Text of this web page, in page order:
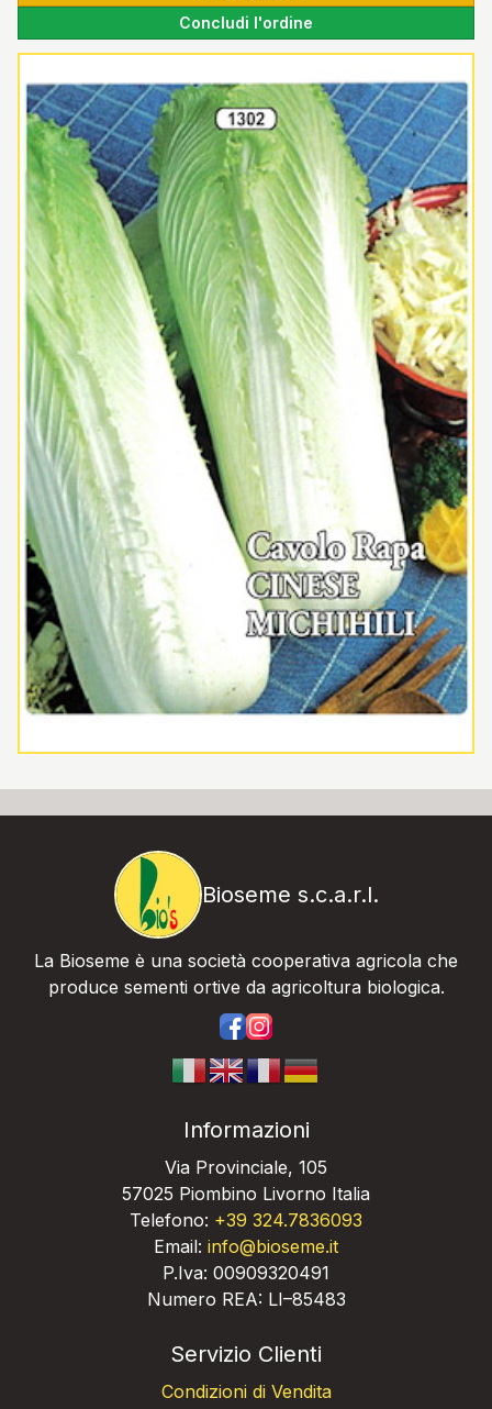
Concludi l'ordine
Bioseme s.c.a.r.l.
La Bioseme è una società cooperativa agricola che
produce sementi ortive da agricoltura biologica.
Informazioni
Via Provinciale, 105
57025 Piombino Livorno Italia
Telefono: +39 324.7836093
Email: info@bioseme.it
P.Iva: 00909320491
Numero REA: LI–85483
Servizio Clienti
Condizioni di Vendita